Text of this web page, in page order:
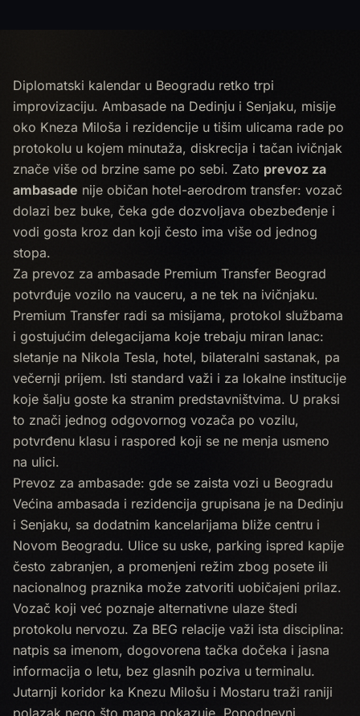
Diplomatski kalendar u Beogradu retko trpi
improvizaciju. Ambasade na Dedinju i Senjaku, misije
oko Kneza Miloša i rezidencije u tišim ulicama rade po
protokolu u kojem minutaža, diskrecija i tačan ivičnjak
znače više od brzine same po sebi. Zato prevoz za
ambasade nije običan hotel-aerodrom transfer: vozač
dolazi bez buke, čeka gde dozvoljava obezbeđenje i
vodi gosta kroz dan koji često ima više od jednog
stopa.
Za prevoz za ambasade Premium Transfer Beograd
potvrđuje vozilo na vauceru, a ne tek na ivičnjaku.
Premium Transfer radi sa misijama, protokol službama
i gostujućim delegacijama koje trebaju miran lanac:
sletanje na Nikola Tesla, hotel, bilateralni sastanak, pa
večernji prijem. Isti standard važi i za lokalne institucije
koje šalju goste ka stranim predstavništvima. U praksi
to znači jednog odgovornog vozača po vozilu,
potvrđenu klasu i raspored koji se ne menja usmeno
na ulici.
Prevoz za ambasade: gde se zaista vozi u Beogradu
Većina ambasada i rezidencija grupisana je na Dedinju
i Senjaku, sa dodatnim kancelarijama bliže centru i
Novom Beogradu. Ulice su uske, parking ispred kapije
često zabranjen, a promenjeni režim zbog posete ili
nacionalnog praznika može zatvoriti uobičajeni prilaz.
Vozač koji već poznaje alternativne ulaze štedi
protokolu nervozu. Za BEG relacije važi ista disciplina:
natpis sa imenom, dogovorena tačka dočeka i jasna
informacija o letu, bez glasnih poziva u terminalu.
Jutarnji koridor ka Knezu Milošu i Mostaru traži raniji